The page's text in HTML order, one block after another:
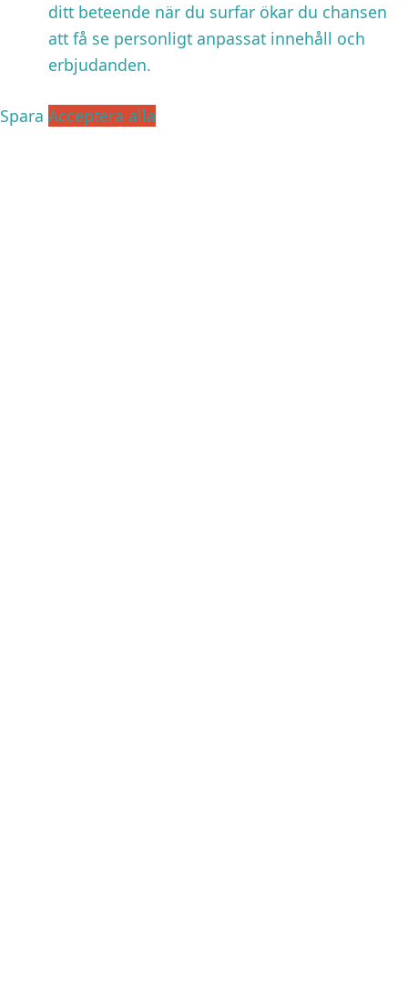
ditt beteende när du surfar ökar du chansen
att få se personligt anpassat innehåll och
erbjudanden.
Spara Acceptera alla